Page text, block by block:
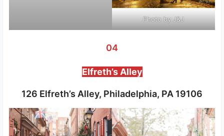
Photo by J&J
04
Elfreth’s Alley
126 Elfreth’s Alley, Philadelphia, PA 19106